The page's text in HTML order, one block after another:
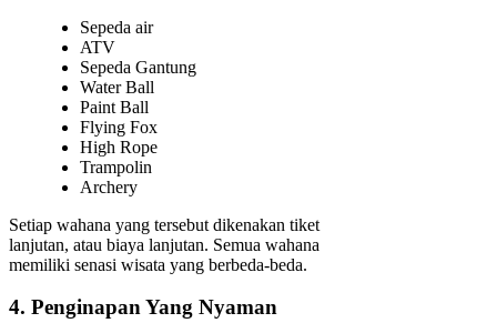
Sepeda air
ATV
Sepeda Gantung
Water Ball
Paint Ball
Flying Fox
High Rope
Trampolin
Archery
Setiap wahana yang tersebut dikenakan tiket
lanjutan, atau biaya lanjutan. Semua wahana
memiliki senasi wisata yang berbeda-beda.
4. Penginapan Yang Nyaman